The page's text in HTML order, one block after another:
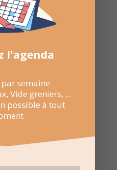
toute la journée
30330, France,
l'agenda
semaine
Vide greniers, ...
possible à tout